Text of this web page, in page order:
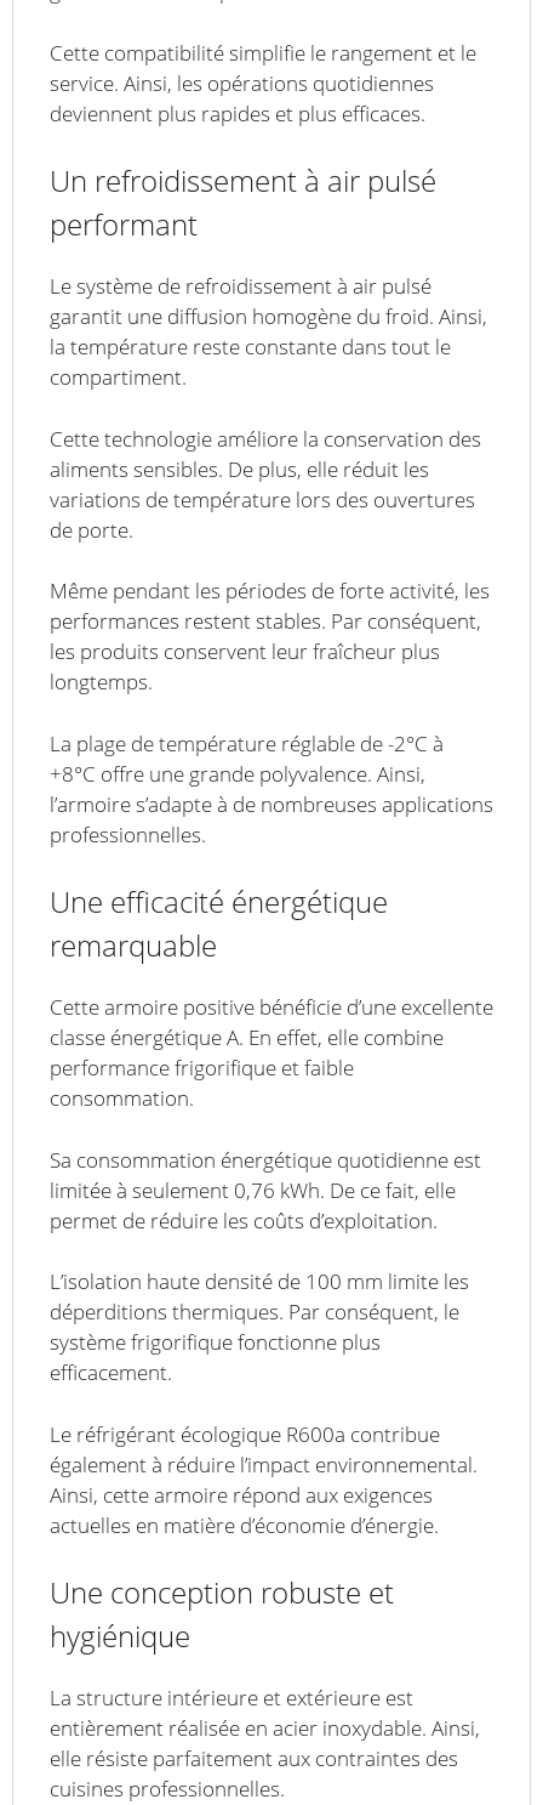
Cette compatibilité simplifie le rangement et le
service. Ainsi, les opérations quotidiennes
deviennent plus rapides et plus efficaces.
Un refroidissement à air pulsé
performant
Le système de refroidissement à air pulsé
garantit une diffusion homogène du froid. Ainsi,
la température reste constante dans tout le
compartiment.
Cette technologie améliore la conservation des
aliments sensibles. De plus, elle réduit les
variations de température lors des ouvertures
de porte.
Même pendant les périodes de forte activité, les
performances restent stables. Par conséquent,
les produits conservent leur fraîcheur plus
longtemps.
La plage de température réglable de -2°C à
+8°C offre une grande polyvalence. Ainsi,
l’armoire s’adapte à de nombreuses applications
professionnelles.
Une efficacité énergétique
remarquable
Cette armoire positive bénéficie d’une excellente
classe énergétique A. En effet, elle combine
performance frigorifique et faible
consommation.
Sa consommation énergétique quotidienne est
limitée à seulement 0,76 kWh. De ce fait, elle
permet de réduire les coûts d’exploitation.
L’isolation haute densité de 100 mm limite les
déperditions thermiques. Par conséquent, le
système frigorifique fonctionne plus
efficacement.
Le réfrigérant écologique R600a contribue
également à réduire l’impact environnemental.
Ainsi, cette armoire répond aux exigences
actuelles en matière d’économie d’énergie.
Une conception robuste et
hygiénique
La structure intérieure et extérieure est
entièrement réalisée en acier inoxydable. Ainsi,
elle résiste parfaitement aux contraintes des
cuisines professionnelles.